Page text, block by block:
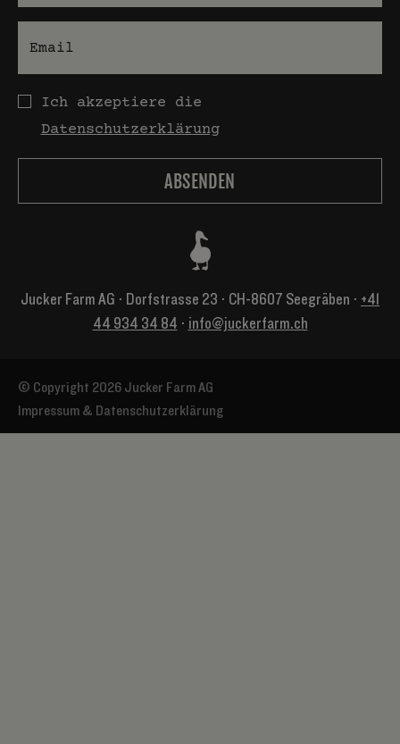
Datenschutz
Ich akzeptiere die
Datenschutzerklärung
Jucker Farm AG ⋅ Dorfstrasse 23 ⋅ CH-8607 Seegräben ⋅ +41
44 934 34 84 ⋅ info@juckerfarm.ch
© Copyright 2026 Jucker Farm AG
Impressum & Datenschutzerklärung